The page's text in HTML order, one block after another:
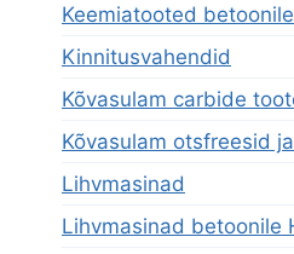
Keemiatooted
Kinnitusvahendid
Kõvasulam carbide
Kõvasulam otsfreesid
Lihvmasinad
Lihvmasinad betoonile